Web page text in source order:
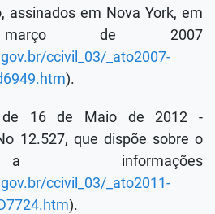
assinados em Nova York, em
de 2007
ccivil_03/_ato2007-
).
de 16 de Maio de 2012 -
12.527, que dispõe sobre o
informações
ccivil_03/_ato2011-
).